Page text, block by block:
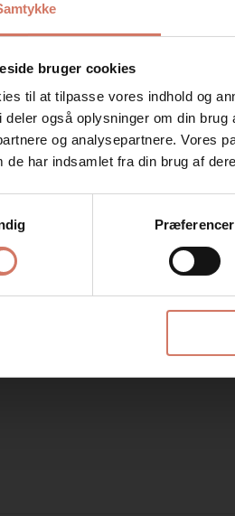
bruger cookies
til at tilpasse vores indhold og
deler også oplysninger om din
og analysepartnere. Vores
de har indsamlet fra din brug af
Præferencer
Jeg